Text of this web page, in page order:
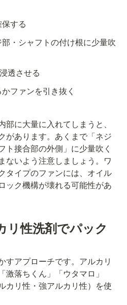
する
・シャフトの付け根に少量吹
透させる
ファンを引き抜く
に大量に入れてしまうと、
があります。あくまで「ネジ
ト接合部の外側」に少量吹く
ないよう注意しましょう。ワ
タイプのファンには、オイル
ック機構が壊れる可能性があ
性洗剤でパック
すアプローチです。アルカリ
落ちくん」「ウタマロ」
カリ性・強アルカリ性）を使